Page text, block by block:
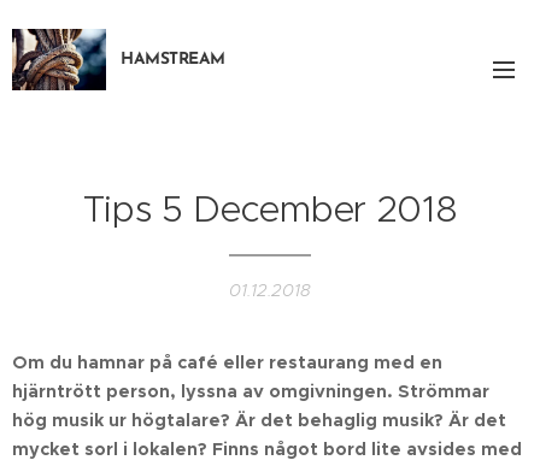
HAMSTREAM
Tips 5 December 2018
01.12.2018
Om du hamnar på café eller restaurang med en
hjärntrött person, lyssna av omgivningen. Strömmar
hög musik ur högtalare? Är det behaglig musik? Är det
mycket sorl i lokalen? Finns något bord lite avsides med